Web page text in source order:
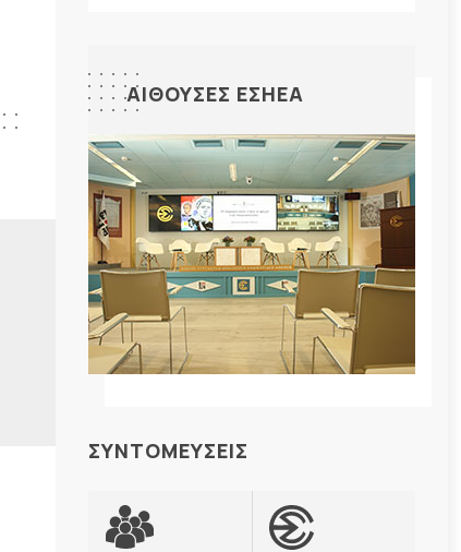
ΑΙΘΟΥΣΕΣ ΕΣΗΕΑ
ΣΥΝΤΟΜΕΥΣΕΙΣ